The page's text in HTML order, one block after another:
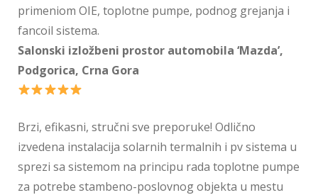
primeniom OIE, toplotne pumpe, podnog grejanja i
fancoil sistema.
Salonski izložbeni prostor automobila ‘Mazda’,
Podgorica, Crna Gora
Brzi, efikasni, stručni sve preporuke! Odlično
izvedena instalacija solarnih termalnih i pv sistema u
sprezi sa sistemom na principu rada toplotne pumpe
za potrebe stambeno-poslovnog objekta u mestu